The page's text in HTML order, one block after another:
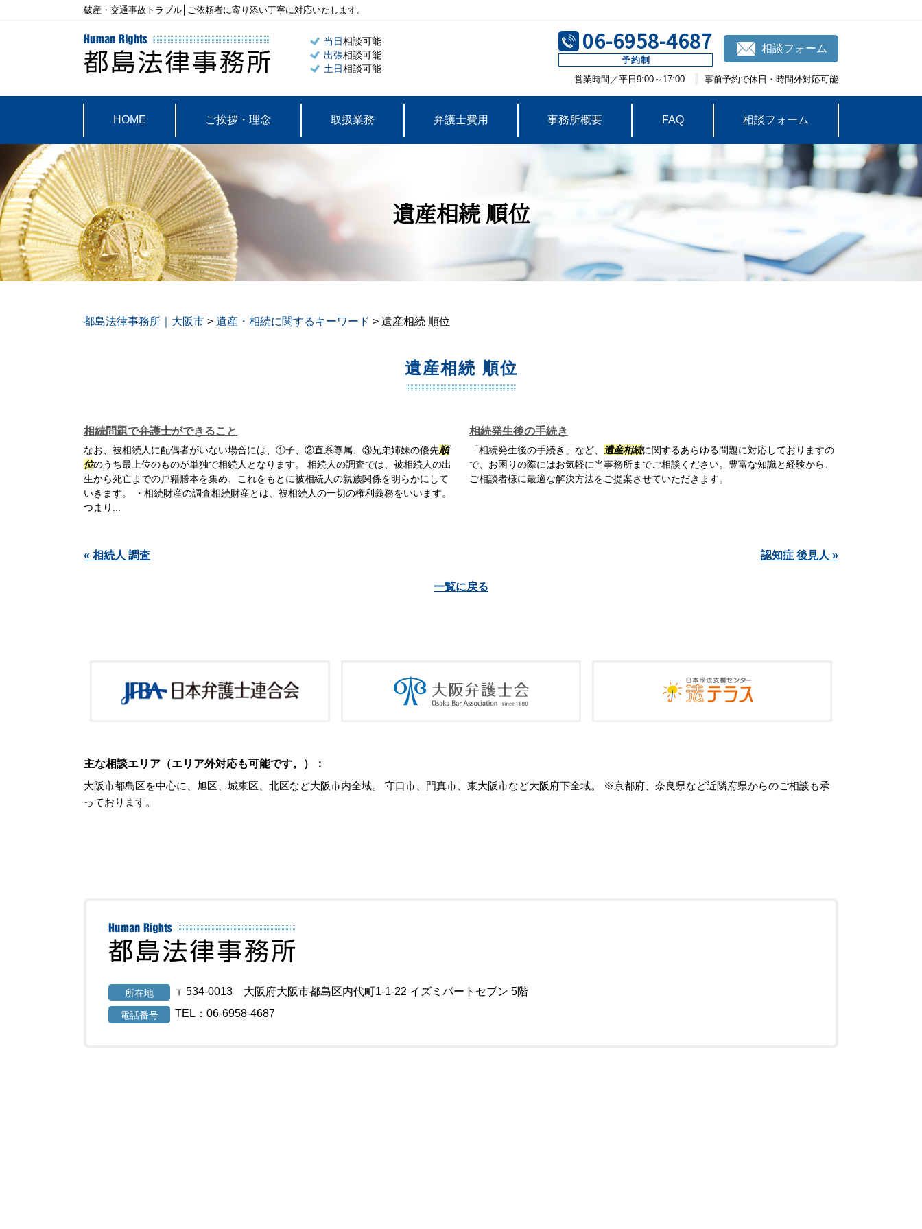
遺産相続 順位
破産・交通事故トラブル│ご依頼者に寄り添い丁寧に対応いたします。
当日相談可能
出張相談可能
土日相談可能
06-6958-4687
予約制
相談フォーム
営業時間／平日9:00～17:00 事前予約で休日・時間外対応可能
HOME ご挨拶・理念 取扱業務 弁護士費用 事務所概要 FAQ 相談フォーム
都島法律事務所｜大阪市 > 遺産・相続に関するキーワード > 遺産相続 順位
遺産相続 順位
相続問題で弁護士ができること
なお、被相続人に配偶者がいない場合には、①子、②直系尊属、③兄弟姉妹の優先順
位のうち最上位のものが単独で相続人となります。 相続人の調査では、被相続人の出
生から死亡までの戸籍謄本を集め、これをもとに被相続人の親族関係を明らかにして
いきます。 ・相続財産の調査相続財産とは、被相続人の一切の権利義務をいいます。
つまり...
相続発生後の手続き
「相続発生後の手続き」など、 遺産相続に関するあらゆる問題に対応しておりますの
で、お困りの際にはお気軽に当事務所までご相談ください。豊富な知識と経験から、
ご相談者様に最適な解決方法をご提案させていただきます。
« 相続人 調査 認知症 後見人 »
一覧に戻る
主な相談エリア（エリア外対応も可能です。）：
大阪市都島区を中心に、旭区、城東区、北区など大阪市内全域。 守口市、門真市、東大阪市など大阪府下全域。 ※京都府、奈良県など近隣府県からのご相談も承
っております。
所在地 〒534-0013 大阪府大阪市都島区内代町1-1-22 イズミパートセブン 5階
電話番号 TEL：06-6958-4687